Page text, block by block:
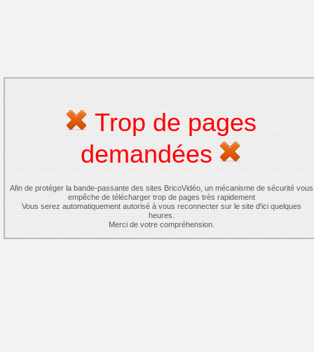
Trop de pages
demandées
Afin de protéger la bande-passante des sites BricoVidéo, un mécanisme de sécurité vous
empêche de télécharger trop de pages très rapidement
Vous serez automatiquement autorisé à vous reconnecter sur le site d'ici quelques
heures.
Merci de votre compréhension.